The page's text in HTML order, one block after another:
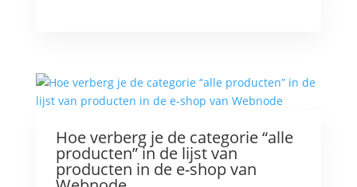
Hoe verberg je de categorie “alle
producten” in de lijst van
producten in de e-shop van